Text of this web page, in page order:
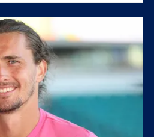
зашеметяващия си финал на
на Франция в неделя,
шампиони от "Ролан